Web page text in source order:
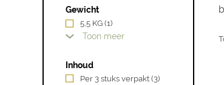
Gewicht
5,5 KG (1)
Toon meer
Inhoud
Per 3 stuks verpakt (3)